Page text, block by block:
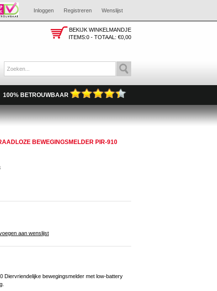
Inloggen Registreren Wenslijst
BEKIJK WINKELMANDJE
ITEMS:0 - TOTAAL: €0,00
100% BETROUWBAAR
BEWEGINGSMELDER PIR-910
aan wenslijst
Diervriendelijke bewegingsmelder met low-battery